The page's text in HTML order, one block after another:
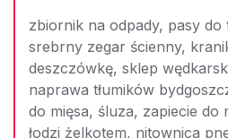
zbiornik na odpady, pasy
srebrny zegar ścienny,
deszczówkę, sklep
naprawa tłumików
do mięsa, śluza, zapiecie do
łodzi żelkotem, nitownica